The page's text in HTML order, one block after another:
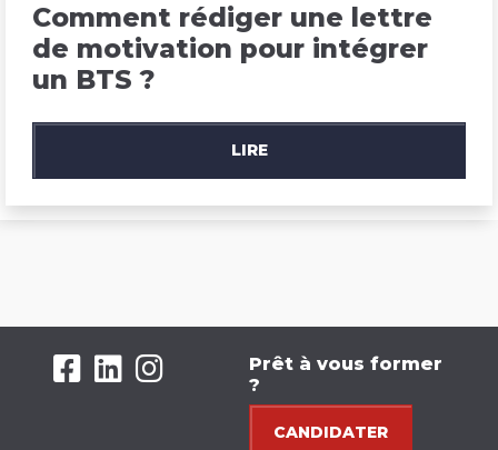
Comment rédiger une lettre
de motivation pour intégrer
un BTS ?
LIRE
Prêt à vous former
?
CANDIDATER